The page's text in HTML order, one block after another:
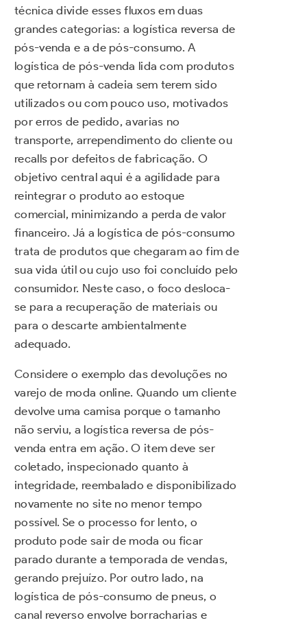
técnica divide esses fluxos em duas
grandes categorias: a logística reversa de
pós-venda e a de pós-consumo. A
logística de pós-venda lida com produtos
que retornam à cadeia sem terem sido
utilizados ou com pouco uso, motivados
por erros de pedido, avarias no
transporte, arrependimento do cliente ou
recalls por defeitos de fabricação. O
objetivo central aqui é a agilidade para
reintegrar o produto ao estoque
comercial, minimizando a perda de valor
financeiro. Já a logística de pós-consumo
trata de produtos que chegaram ao fim de
sua vida útil ou cujo uso foi concluído pelo
consumidor. Neste caso, o foco desloca-
se para a recuperação de materiais ou
para o descarte ambientalmente
adequado.
Considere o exemplo das devoluções no
varejo de moda online. Quando um cliente
devolve uma camisa porque o tamanho
não serviu, a logística reversa de pós-
venda entra em ação. O item deve ser
coletado, inspecionado quanto à
integridade, reembalado e disponibilizado
novamente no site no menor tempo
possível. Se o processo for lento, o
produto pode sair de moda ou ficar
parado durante a temporada de vendas,
gerando prejuízo. Por outro lado, na
logística de pós-consumo de pneus, o
canal reverso envolve borracharias e